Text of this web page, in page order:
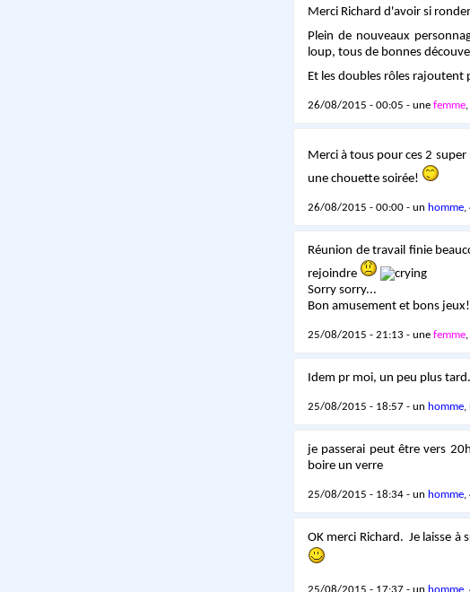
Merci Richard d'avoir si
Plein de nouveaux
loup, tous de bonnes
Et les doubles rôles rajoutent
26/08/2015 - 00:05 - une femme,
Merci à tous pour ces 2 super
une chouette soirée!
26/08/2015 - 00:00 - un homme,
Réunion de travail finie
rejoindre
Sorry sorry...
Bon amusement et bons jeux!
25/08/2015 - 21:13 - une femme,
Idem pr moi, un peu plus
25/08/2015 - 18:57 - un homme,
je passerai peut être vers
boire un verre
25/08/2015 - 18:34 - un homme,
OK merci Richard. Je laisse